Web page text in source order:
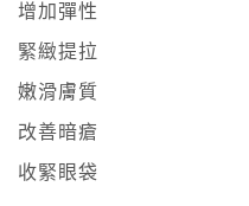
增加彈性
緊緻提拉
嫩滑膚質
改善暗瘡
收緊眼袋